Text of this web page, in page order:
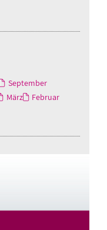
September
März
Februar